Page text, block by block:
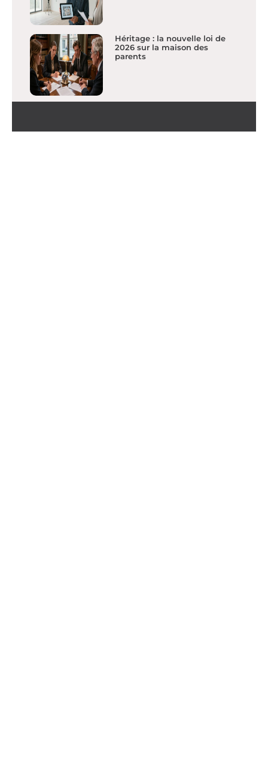
Héritage : la nouvelle loi de
2026 sur la maison des
parents